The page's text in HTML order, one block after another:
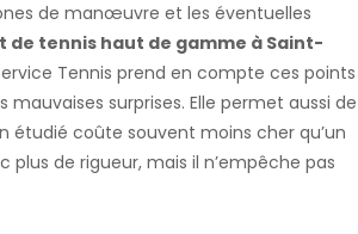
de manœuvre et les éventuelles
tennis haut de gamme à Saint-
Tennis prend en compte ces points
surprises. Elle permet aussi de
étudié coûte souvent moins cher qu’un
de rigueur, mais il n’empêche pas